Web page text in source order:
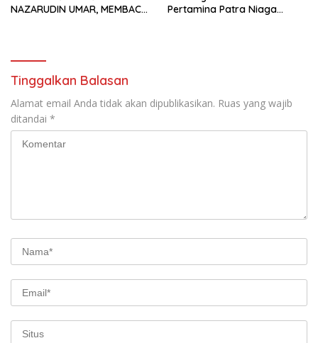
NAZARUDIN UMAR, MEMBACA
Pertamina Patra Niaga
Tinggalkan Balasan
Alamat email Anda tidak akan dipublikasikan. Ruas yang wajib
ditandai *